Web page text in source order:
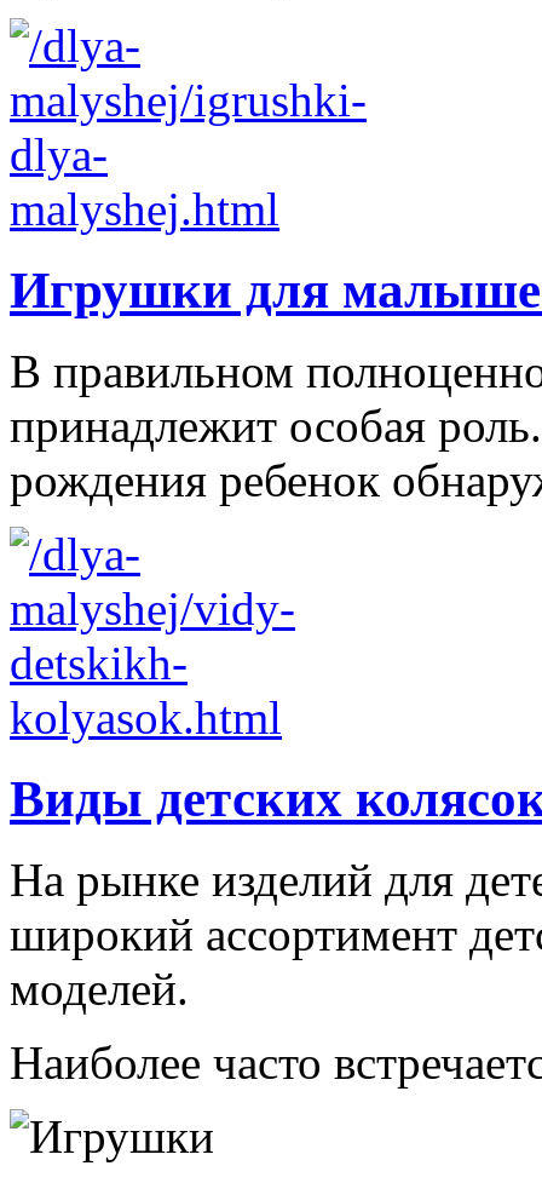
Игрушки для
В правильном
принадлежит особая
рождения ребенок
Виды детских
На рынке изделий для
широкий ассортимент
моделей.
Наиболее часто